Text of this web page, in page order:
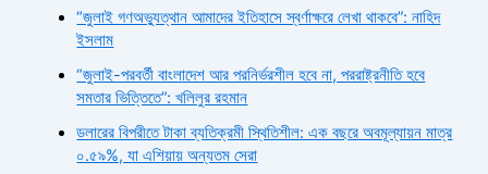
“জুলাই গণঅভ্যুত্থান আমাদের ইতিহাসে স্বর্ণাক্ষরে লেখা থাকবে”: নাহিদ
ইসলাম
“জুলাই-পরবর্তী বাংলাদেশ আর পরনির্ভরশীল হবে না, পররাষ্ট্রনীতি হবে
সমতার ভিত্তিতে”: খলিলুর রহমান
ডলারের বিপরীতে টাকা ব্যতিক্রমী স্থিতিশীল: এক বছরে অবমূল্যায়ন মাত্র
০.৫৯%, যা এশিয়ায় অন্যতম সেরা